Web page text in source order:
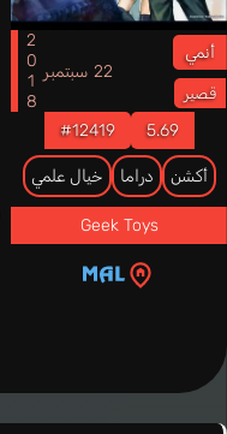
أنمي
قصير
22 سبتمبر 2018
5.69
#12419
أكشن دراما خيال علمي
Geek Toys